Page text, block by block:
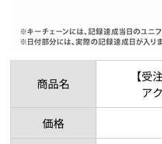
商品名
【受
ア
価格